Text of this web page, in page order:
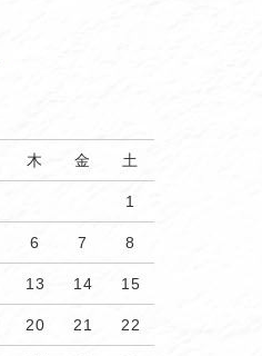
木 金 土
1
6 7 8
13 14 15
20 21 22